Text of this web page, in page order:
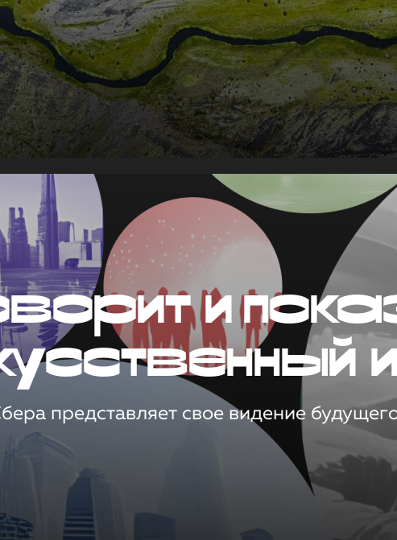
и
представляет свое видение